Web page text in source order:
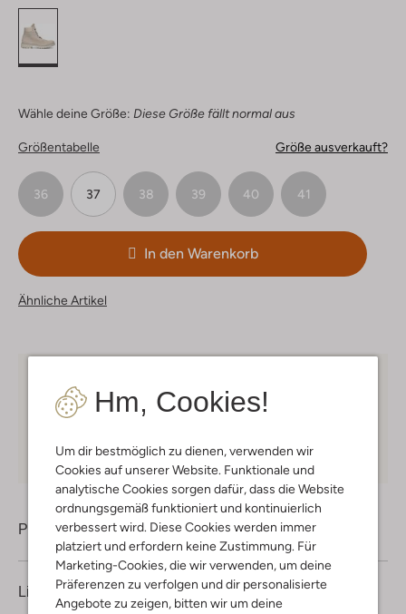
Hm, Cookies!
Um dir bestmöglich zu dienen, verwenden wir
Cookies auf unserer Website. Funktionale und
analytische Cookies sorgen dafür, dass die Website
ordnungsgemäß funktioniert und kontinuierlich
verbessert wird. Diese Cookies werden immer
platziert und erfordern keine Zustimmung. Für
Marketing-Cookies, die wir verwenden, um deine
Präferenzen zu verfolgen und dir personalisierte
Angebote zu zeigen, bitten wir um deine
Wähle deine Größe: Diese Größe fällt normal aus
Größentabelle Größe ausverkauft?
36 37 38 39 40 41
In den Warenkorb
Ähnliche Artikel
Kostenloser Versand
Mitglieder in Deutschland
Produktinformation
Lieferung & Rückgabe